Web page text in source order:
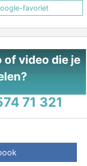
favoriet
of video die je
71 321